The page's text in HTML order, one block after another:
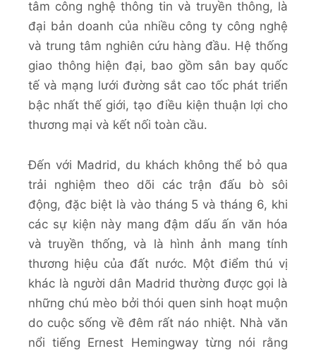
tâm công nghệ thông tin và truyền thông, là
đại bản doanh của nhiều công ty công nghệ
và trung tâm nghiên cứu hàng đầu. Hệ thống
giao thông hiện đại, bao gồm sân bay quốc
tế và mạng lưới đường sắt cao tốc phát triển
bậc nhất thế giới, tạo điều kiện thuận lợi cho
thương mại và kết nối toàn cầu.
Đến với Madrid, du khách không thể bỏ qua
trải nghiệm theo dõi các trận đấu bò sôi
động, đặc biệt là vào tháng 5 và tháng 6, khi
các sự kiện này mang đậm dấu ấn văn hóa
và truyền thống, và là hình ảnh mang tính
thương hiệu của đất nước. Một điểm thú vị
khác là người dân Madrid thường được gọi là
những chú mèo bởi thói quen sinh hoạt muộn
do cuộc sống về đêm rất náo nhiệt. Nhà văn
nổi tiếng Ernest Hemingway từng nói rằng